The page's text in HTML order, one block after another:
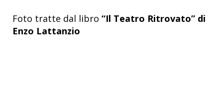
Foto tratte dal libro “Il Teatro Ritrovato” di
Enzo Lattanzio